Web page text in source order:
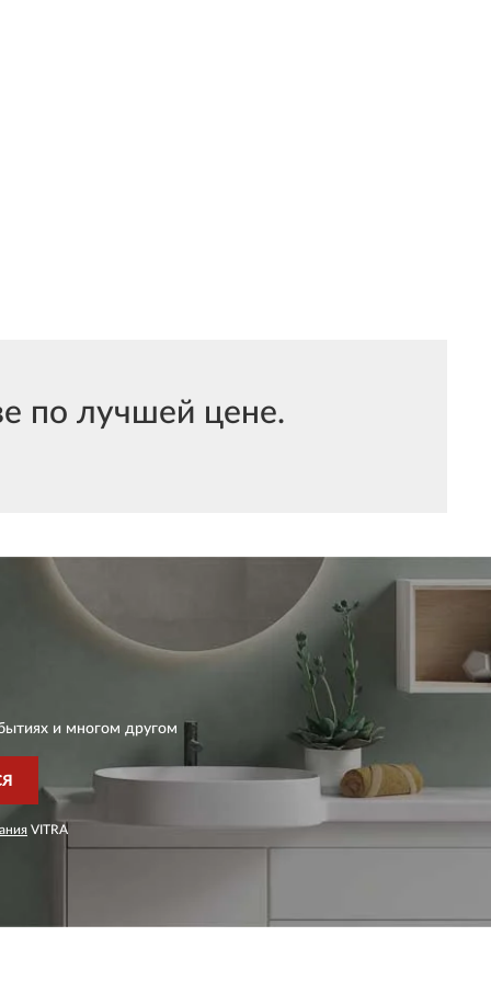
по лучшей цене.
и многом другом
VITRA